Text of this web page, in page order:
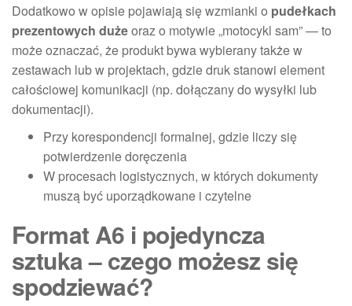
Dodatkowo w opisie pojawiają się wzmianki o pudełkach
prezentowych dużeoraz o motywie „motocykl sam” — to
może oznaczać, że produkt bywa wybierany także w
zestawach lub w projektach, gdzie druk stanowi element
całościowej komunikacji (np. dołączany do wysyłki lub
dokumentacji).
Przy korespondencji formalnej, gdzie liczy się
potwierdzenie doręczenia
W procesach logistycznych, w których dokumenty
muszą być uporządkowane i czytelne
Format A6 i pojedyncza
sztuka – czego możesz się
spodziewać?